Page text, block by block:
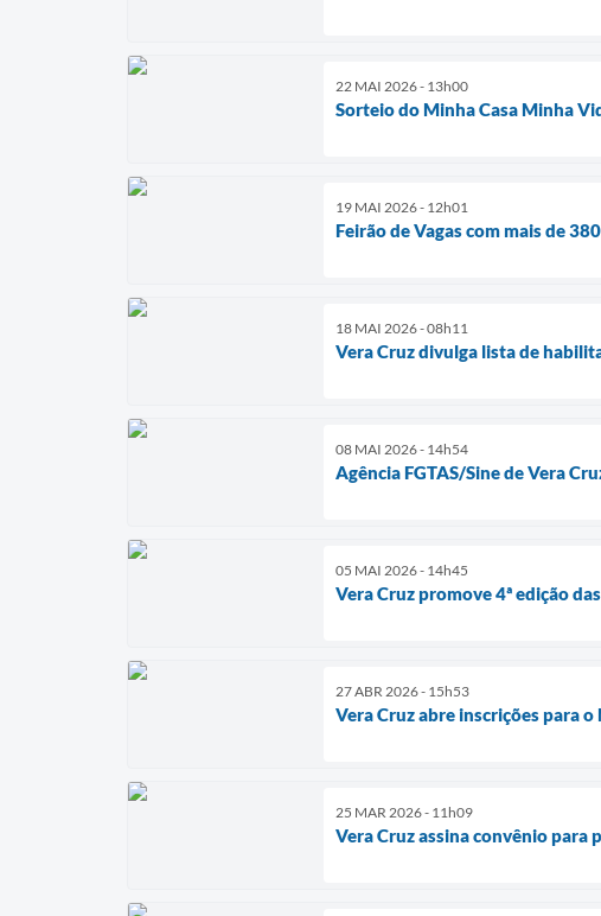
22 MAI 2026 - 13h00
Sorteio do Minha Casa Minha
19 MAI 2026 - 12h01
Feirão de Vagas com mais de
18 MAI 2026 - 08h11
Vera Cruz divulga lista de
08 MAI 2026 - 14h54
Agência FGTAS/Sine de Vera
05 MAI 2026 - 14h45
Vera Cruz promove 4ª edição
27 ABR 2026 - 15h53
Vera Cruz abre inscrições para
25 MAR 2026 - 11h09
Vera Cruz assina convênio para